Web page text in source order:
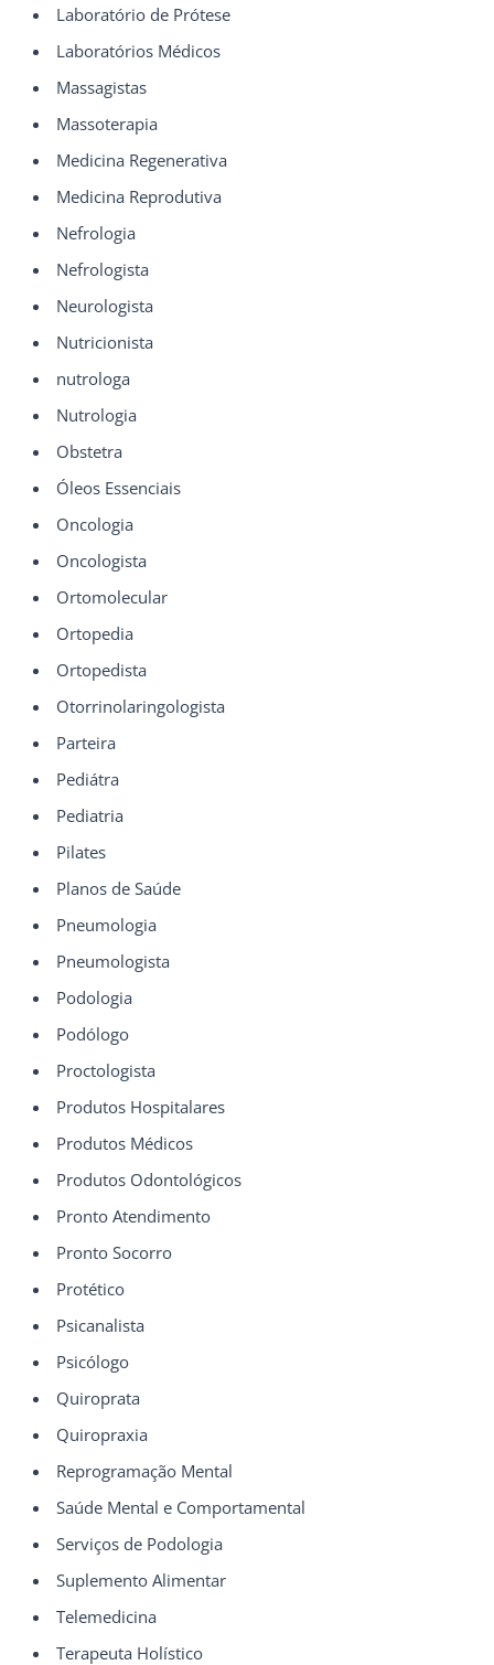
Laboratório de Prótese
Laboratórios Médicos
Massagistas
Massoterapia
Medicina Regenerativa
Medicina Reprodutiva
Nefrologia
Nefrologista
Neurologista
Nutricionista
nutrologa
Nutrologia
Obstetra
Óleos Essenciais
Oncologia
Oncologista
Ortomolecular
Ortopedia
Ortopedista
Otorrinolaringologista
Parteira
Pediátra
Pediatria
Pilates
Planos de Saúde
Pneumologia
Pneumologista
Podologia
Podólogo
Proctologista
Produtos Hospitalares
Produtos Médicos
Produtos Odontológicos
Pronto Atendimento
Pronto Socorro
Protético
Psicanalista
Psicólogo
Quiroprata
Quiropraxia
Reprogramação Mental
Saúde Mental e Comportamental
Serviços de Podologia
Suplemento Alimentar
Telemedicina
Terapeuta Holístico